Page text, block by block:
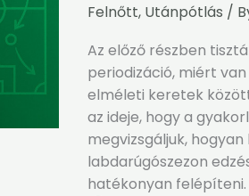
Felnőtt, Utánpótlás /
Az előző részben
periodizáció, miért
elméleti keretek
az ideje, hogy a
megvizsgáljuk,
labdarúgószezon
hatékonyan felépíteni.
a
gyakorlatban
rész)